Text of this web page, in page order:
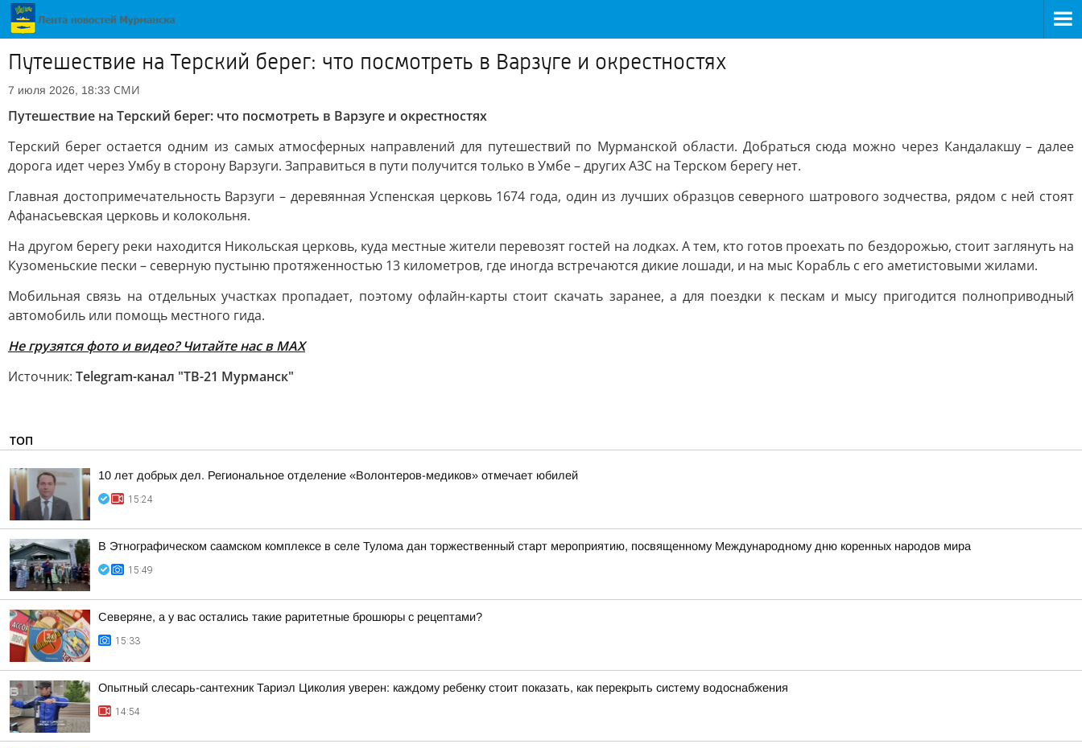
Путешествие на Терский берег: что посмотреть в Варзуге и окрестностях
7 июля 2026, 18:33 СМИ
Путешествие на Терский берег: что посмотреть в Варзуге и окрестностях
Терский берег остается одним из самых атмосферных направлений для путешествий по Мурманской области. Добраться сюда можно через Кандалакшу – далее
дорога идет через Умбу в сторону Варзуги. Заправиться в пути получится только в Умбе – других АЗС на Терском берегу нет.
Главная достопримечательность Варзуги – деревянная Успенская церковь 1674 года, один из лучших образцов северного шатрового зодчества, рядом с ней стоят
Афанасьевская церковь и колокольня.
На другом берегу реки находится Никольская церковь, куда местные жители перевозят гостей на лодках. А тем, кто готов проехать по бездорожью, стоит заглянуть на
Кузоменьские пески – северную пустыню протяженностью 13 километров, где иногда встречаются дикие лошади, и на мыс Корабль с его аметистовыми жилами.
Мобильная связь на отдельных участках пропадает, поэтому офлайн-карты стоит скачать заранее, а для поездки к пескам и мысу пригодится полноприводный
автомобиль или помощь местного гида.
Не грузятся фото и видео? Читайте нас в MAX
Источник: Telegram-канал "ТВ-21 Мурманск"
ТОП
10 лет добрых дел. Региональное отделение «Волонтеров-медиков» отмечает юбилей
15:24
В Этнографическом саамском комплексе в селе Тулома дан торжественный старт мероприятию, посвященному Международному дню коренных народов мира
15:49
Северяне, а у вас остались такие раритетные брошюры с рецептами?
15:33
Опытный слесарь-сантехник Тариэл Циколия уверен: каждому ребенку стоит показать, как перекрыть систему водоснабжения
14:54